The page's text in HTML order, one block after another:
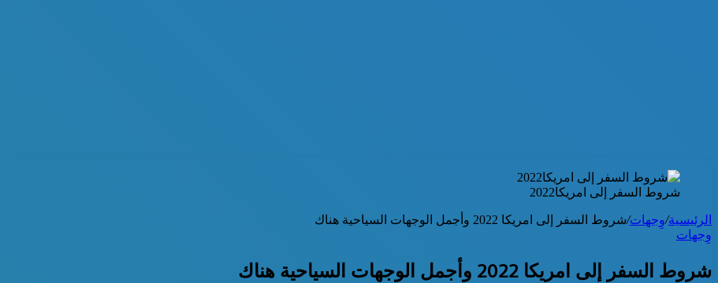
شروط السفر إلى امريكا2022
الرئيسية/وِجهات/شروط السفر إلى امريكا 2022 وأجمل الوجهات السياحية هناك
وِجهات
شروط السفر إلى امريكا 2022 وأجمل الوجهات السياحية هناك